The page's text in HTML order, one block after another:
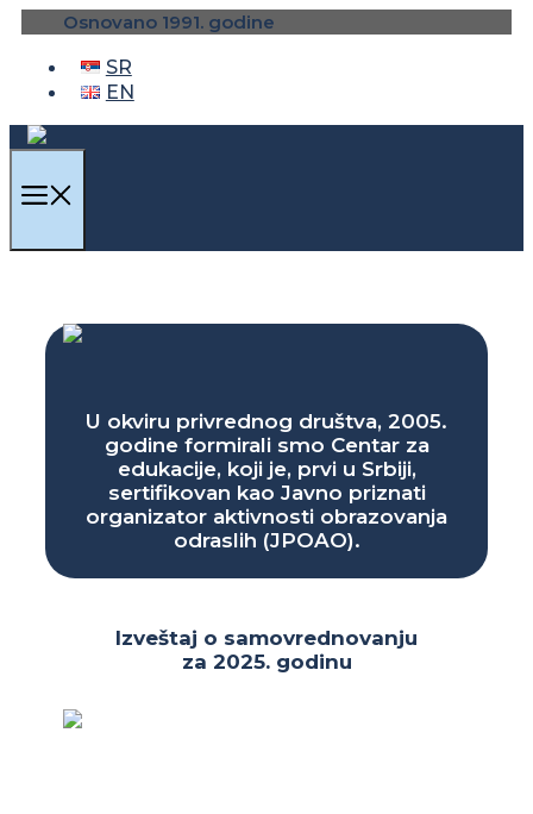
content
Osnovano 1991. godine
SR
EN
U okviru privrednog društva, 2005.
godine formirali smo Centar za
edukacije, koji je, prvi u Srbiji,
sertifikovan kao Javno priznati
organizator aktivnosti obrazovanja
odraslih (JPOAO).
Izveštaj o samovrednovanju
za 2025. godinu